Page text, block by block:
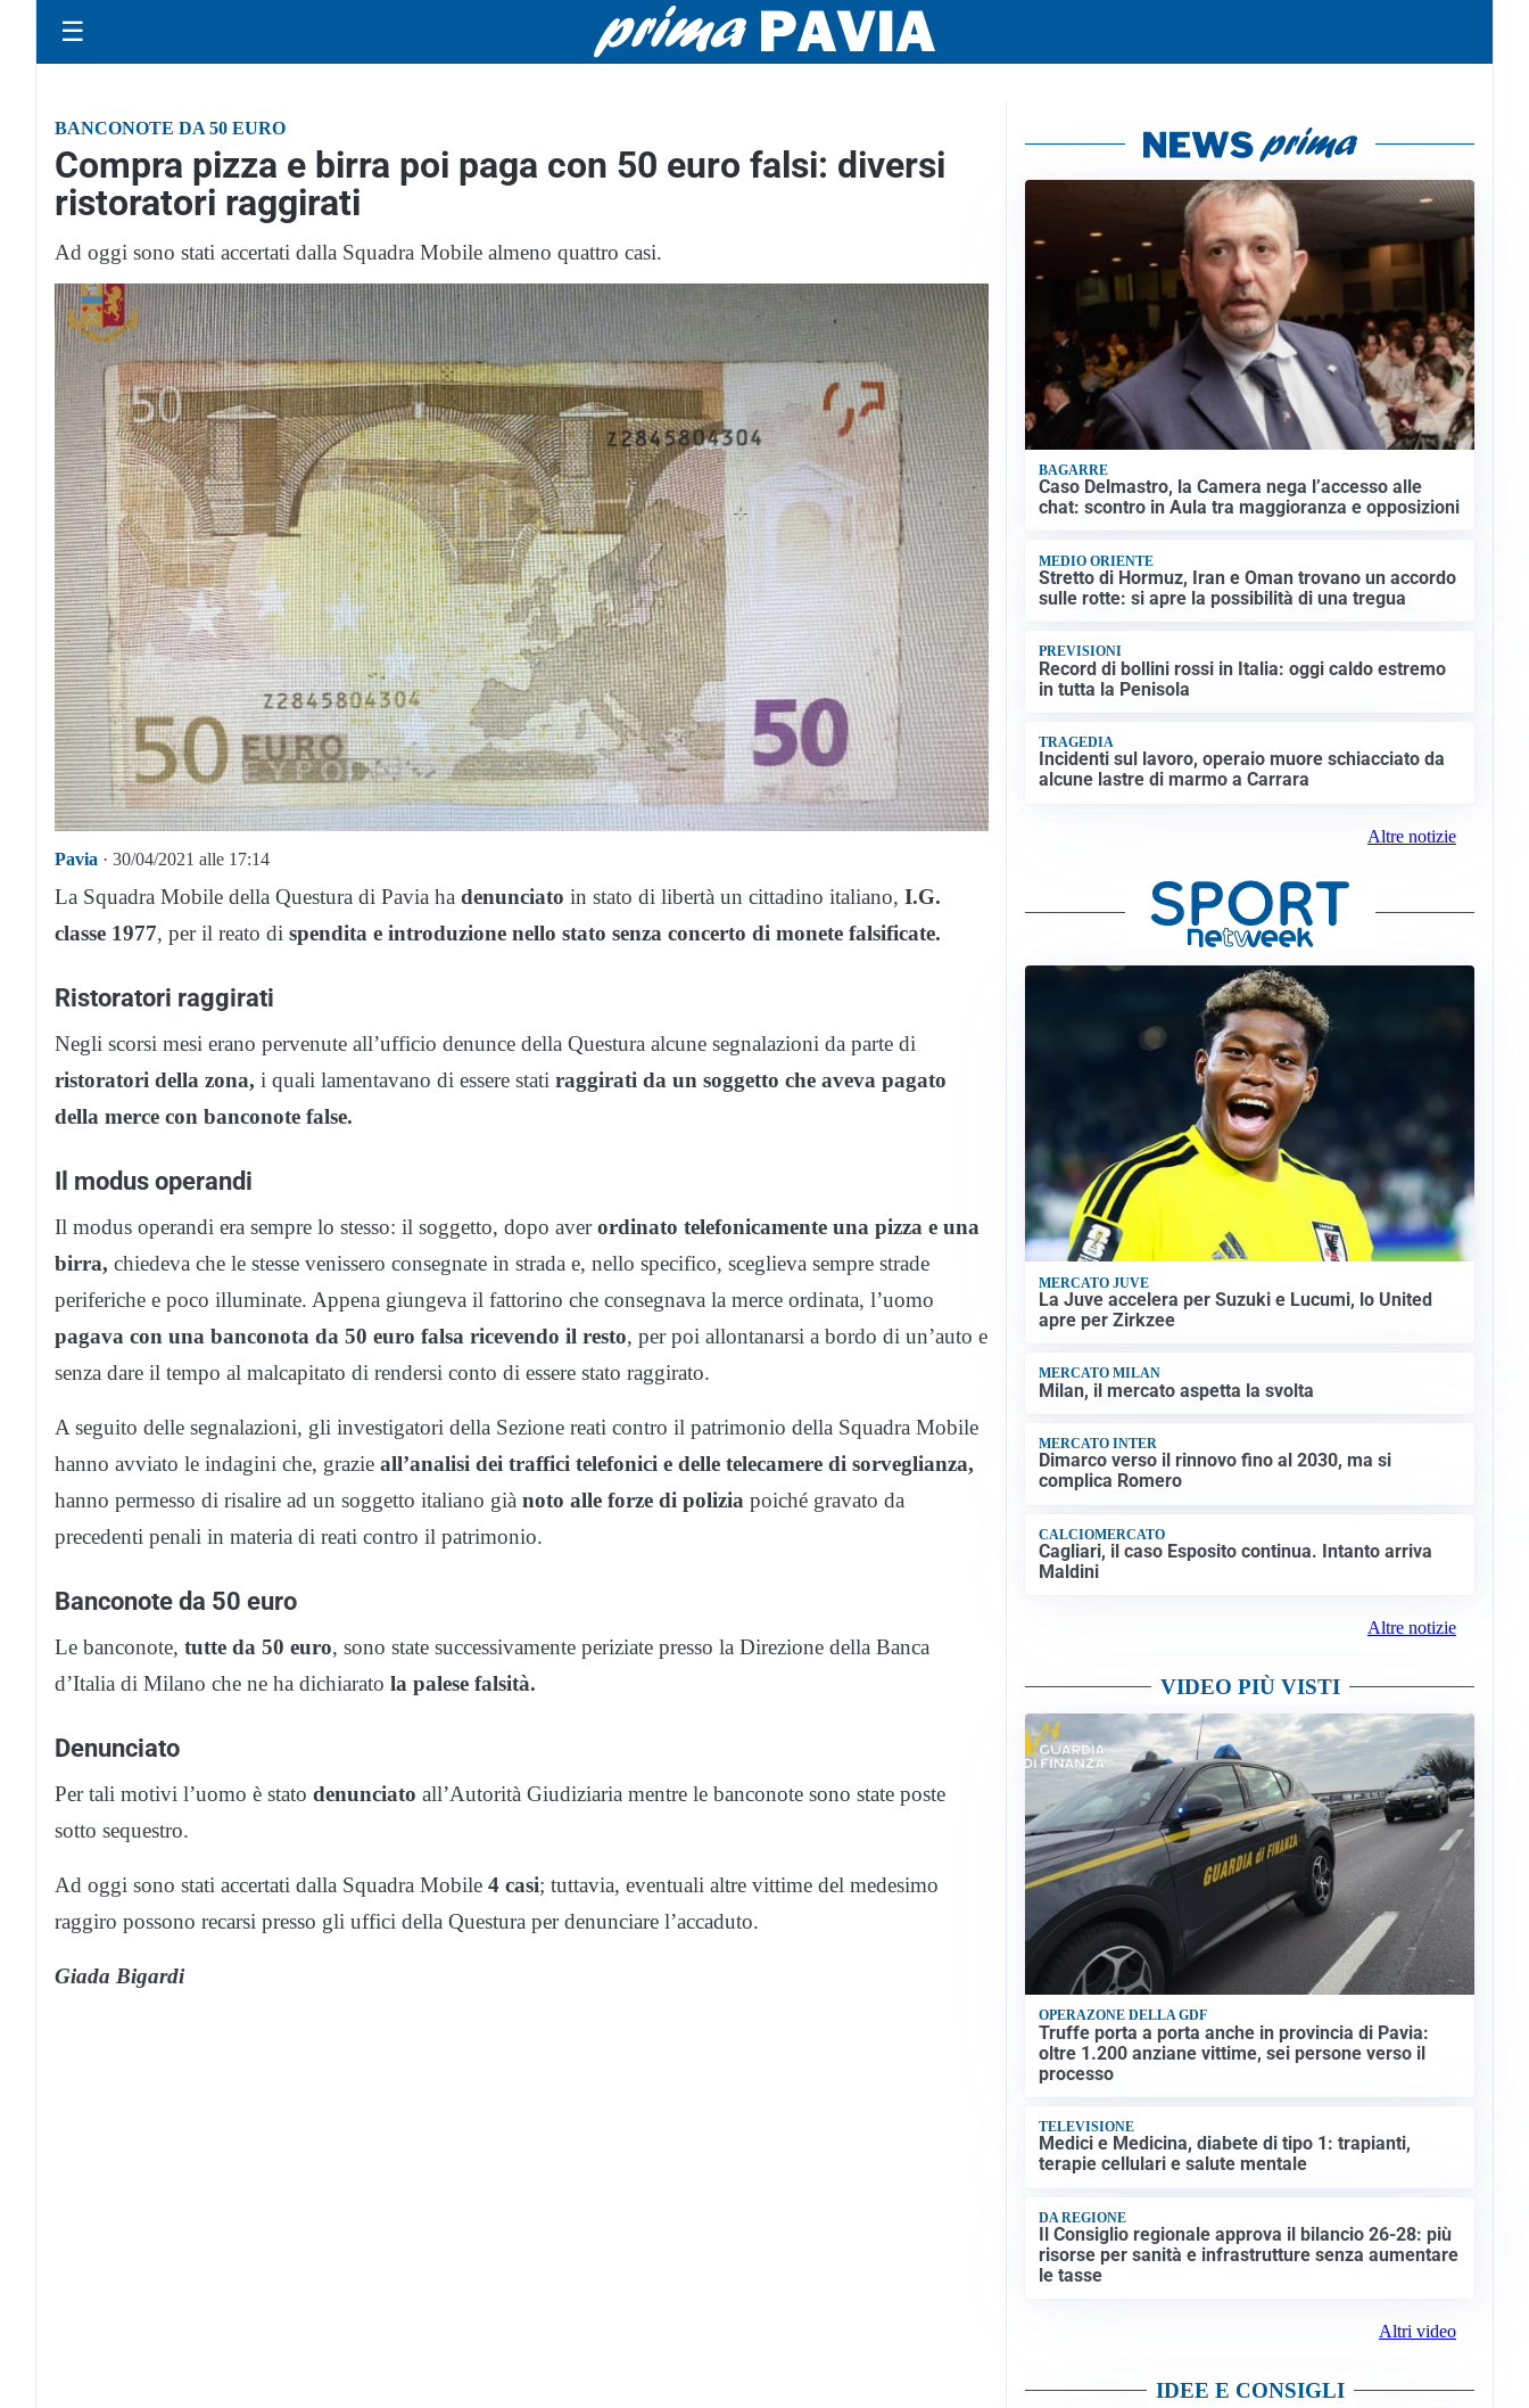
☰
BANCONOTE DA 50 EURO
Compra pizza e birra poi paga con 50 euro falsi: diversi
ristoratori raggirati
Ad oggi sono stati accertati dalla Squadra Mobile almeno quattro casi.
Pavia · 30/04/2021 alle 17:14
La Squadra Mobile della Questura di Pavia ha denunciato in stato di libertà un cittadino italiano, I.G.
classe 1977, per il reato di spendita e introduzione nello stato senza concerto di monete falsificate.
Ristoratori raggirati
Negli scorsi mesi erano pervenute all’ufficio denunce della Questura alcune segnalazioni da parte di
ristoratori della zona, i quali lamentavano di essere stati raggirati da un soggetto che aveva pagato
della merce con banconote false.
Il modus operandi
Il modus operandi era sempre lo stesso: il soggetto, dopo averordinato telefonicamente una pizza e una
birra, chiedeva che le stesse venissero consegnate in strada e, nello specifico, sceglieva sempre strade
periferiche e poco illuminate. Appena giungeva il fattorino che consegnava la merce ordinata, l’uomo
pagava con una banconota da 50 euro falsa ricevendo il resto, per poi allontanarsi a bordo di un’auto e
senza dare il tempo al malcapitato di rendersi conto di essere stato raggirato.
A seguito delle segnalazioni, gli investigatori della Sezione reati contro il patrimonio della Squadra Mobile
hanno avviato le indagini che, grazie all’analisi dei traffici telefonici e delle telecamere di sorveglianza,
hanno permesso di risalire ad un soggetto italiano già noto alle forze di polizia poiché gravato da
precedenti penali in materia di reati contro il patrimonio.
Banconote da 50 euro
Le banconote, tutte da 50 euro, sono state successivamente periziate presso la Direzione della Banca
d’Italia di Milano che ne ha dichiarato la palese falsità.
Denunciato
Per tali motivi l’uomo è stato denunciato all’Autorità Giudiziaria mentre le banconote sono state poste
sotto sequestro.
Ad oggi sono stati accertati dalla Squadra Mobile 4 casi; tuttavia, eventuali altre vittime del medesimo
raggiro possono recarsi presso gli uffici della Questura per denunciare l’accaduto.
Giada Bigardi
BAGARRE
Caso Delmastro, la Camera nega l’accesso alle
chat: scontro in Aula tra maggioranza e opposizioni
MEDIO ORIENTE
Stretto di Hormuz, Iran e Oman trovano un accordo
sulle rotte: si apre la possibilità di una tregua
PREVISIONI
Record di bollini rossi in Italia: oggi caldo estremo
in tutta la Penisola
TRAGEDIA
Incidenti sul lavoro, operaio muore schiacciato da
alcune lastre di marmo a Carrara
Altre notizie
MERCATO JUVE
La Juve accelera per Suzuki e Lucumi, lo United
apre per Zirkzee
MERCATO MILAN
Milan, il mercato aspetta la svolta
MERCATO INTER
Dimarco verso il rinnovo fino al 2030, ma si
complica Romero
CALCIOMERCATO
Cagliari, il caso Esposito continua. Intanto arriva
Maldini
Altre notizie
VIDEO PIÙ VISTI
OPERAZONE DELLA GDF
Truffe porta a porta anche in provincia di Pavia:
oltre 1.200 anziane vittime, sei persone verso il
processo
TELEVISIONE
Medici e Medicina, diabete di tipo 1: trapianti,
terapie cellulari e salute mentale
DA REGIONE
Il Consiglio regionale approva il bilancio 26-28: più
risorse per sanità e infrastrutture senza aumentare
le tasse
Altri video
IDEE E CONSIGLI